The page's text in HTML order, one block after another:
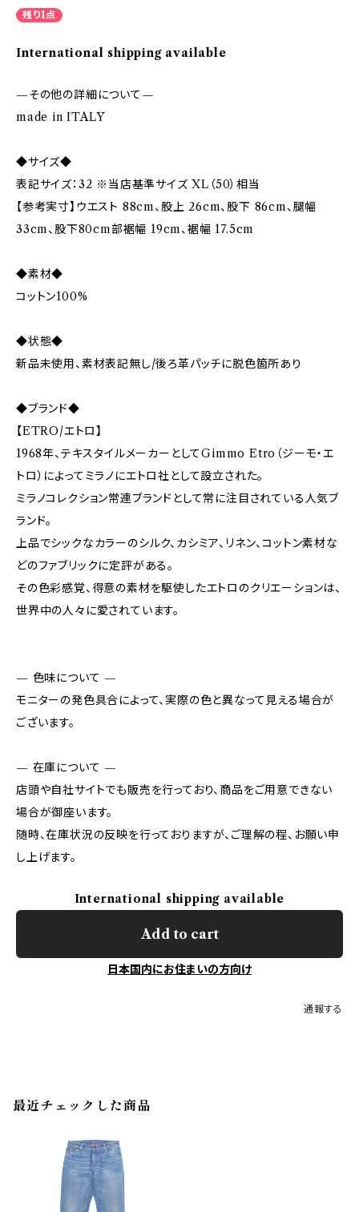
残り1点
International shipping available
—その他の詳細について—
made in ITALY
◆サイズ◆
表記サイズ：32 ※当店基準サイズ XL（50）相当
【参考実寸】ウエスト 88cm、股上 26cm、股下 86cm、腿幅
33cm、股下80cm部裾幅 19cm、裾幅 17.5cm
◆素材◆
コットン100%
◆状態◆
新品未使用、素材表記無し/後ろ革パッチに脱色箇所あり
◆ブランド◆
【ETRO/エトロ】
1968年、テキスタイルメーカーとしてGimmo Etro（ジーモ・エ
トロ）によってミラノにエトロ社として設立された。
ミラノコレクション常連ブランドとして常に注目されている人気ブ
ランド。
上品でシックなカラーのシルク、カシミア、リネン、コットン素材な
どのファブリックに定評がある。
その色彩感覚、得意の素材を駆使したエトロのクリエーションは、
世界中の人々に愛されています。
— 色味について —
モニターの発色具合によって、実際の色と異なって見える場合が
ございます。
— 在庫について —
店頭や自社サイトでも販売を行っており、商品をご用意できない
場合が御座います。
随時、在庫状況の反映を行っておりますが、ご理解の程、お願い申
し上げます。
International shipping available
Add to cart
日本国内にお住まいの方向け
通報する
最近チェックした商品